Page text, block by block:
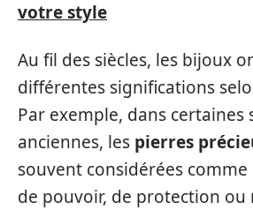
votre style
Au fil des siècles, les bijoux
différentes significations
Par exemple, dans certaines
anciennes, les pierres
souvent considérées
de pouvoir, de protection ou